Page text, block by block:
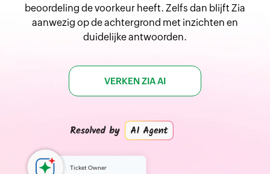
beoordeling de voorkeur heeft. Zelfs dan blijft Zia
aanwezig op de achtergrond met inzichten en
duidelijke antwoorden.
VERKEN ZIA AI